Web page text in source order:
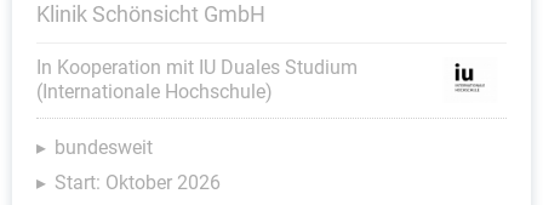
Klinik Schönsicht GmbH
In Kooperation mit IU Duales Studium
(Internationale Hochschule)
bundesweit
Start: Oktober 2026